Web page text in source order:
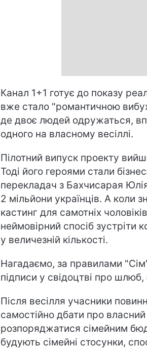
Канал 1+1 готує до показу
вже стало "романтичною
де двоє людей одружаться,
одного на власному весіллі.
Пілотний випуск проекту
Тоді його героями стали
перекладач з Бахчисарая
2 мільйони українців. А коли
кастинг для самотніх
неймовірний спосіб зустріти
у величезній кількості.
Нагадаємо, за правилами
підписи у свідоцтві про
Після весілля учасники
самостійно дбати про
розпоряджатися сімейним
будують сімейні стосунки,